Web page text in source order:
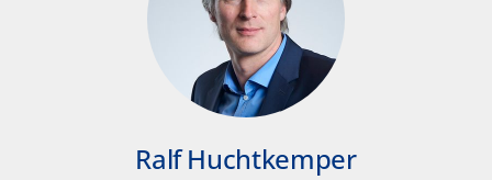
Ralf Huchtkemper